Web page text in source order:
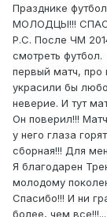
Празднике
МОЛОДЦЫ!!!
Р.С. После ЧМ
смотреть
первый матч, про
украсили бы
неверие. И тут
Он поверил!!!
у него глаза
сборная!!! Для
Я благодарен
молодому
Спасибо!!! И ни
более, чем все!!!....